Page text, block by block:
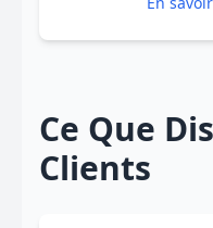
Ce Que
Clients